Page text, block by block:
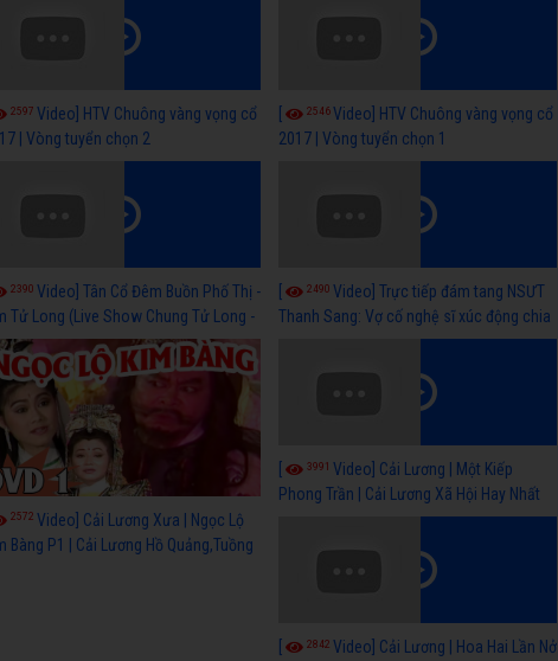
2597 Video] HTV Chuông vàng vọng cổ
| Vòng tuyển chọn 2
2546Video] HTV Chuông vàng vọng cổ
2017 | Vòng tuyển chọn 1
2390 Video] Tân Cổ Đêm Buồn Phố Thị -
Tử Long (Live Show Chung Tử Long -
Tay Nghê Sỹ)
2490 Video] Trực tiếp đám tang NSƯT
Thanh Sang: Vợ cố nghệ sĩ xúc động chia
2572 Video] Cải Lương Xưa | Ngọc Lộ
Bàng P1 | Cải Lương Hồ Quảng,Tuồng
3991 Video] Cải Lương | Một Kiếp
Phong Trần | Cải Lương Xã Hội Hay Nhất
2842 Video] Cải Lương | Hoa Hai Lần Nở